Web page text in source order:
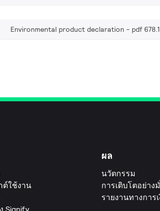
Environmental product declaration pdf
ต์ใช้งาน
ผล
นวัตกรรม
การเติบโตอย่า
รายงานทางการ